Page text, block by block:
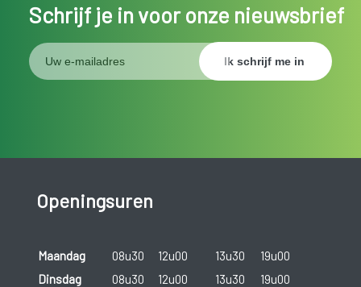
Schrijf je in voor onze nieuwsbrief
Openingsuren
Maandag 08u30 12u00 13u30
19u00
Dinsdag
08u30 12u00 13u30
19u00